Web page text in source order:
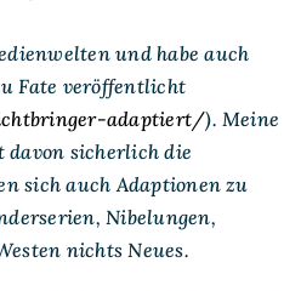
und habe auch
Fate veröffentlicht
adaptiert/). Meine
sicherlich die
sich auch Adaptionen zu
Nibelungen,
nichts Neues.